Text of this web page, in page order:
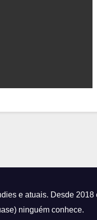
e atuais. Desde
ninguém conhece.